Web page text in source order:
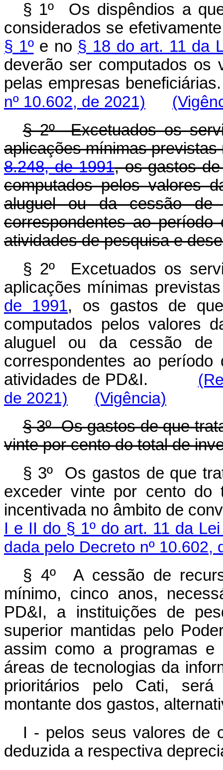
§ 1º Os dispêndios a
considerados se
§ 1ºe no § 18 do art. 11 da
deverão ser computados os
pelas empresas beneficiárias.
nº 10.602, de 2021)
§ 2º Excetuados os
aplicações mínimas
8.248, de 1991, os gastos
computados pelos valores
aluguel ou da cessão de
correspondentes ao
atividades de pesquisa e
§ 2º Excetuados os
aplicações mínimas
de 1991, os gastos de
computados pelos valores
aluguel ou da cessão de
correspondentes ao
atividades de PD&I.
de 2021)
(Vigência)
§ 3º Os gastos de que
vinte por cento do total de
§ 3º Os gastos de que
exceder vinte por cento do
incentivada no âmbito de
I e II do § 1º do art. 11 da
dada pelo Decreto nº 10.602,
§ 4º A cessão de
mínimo, cinco anos,
PD&I, a instituições de
superior mantidas pelo
assim como a programas e
áreas de tecnologias da
prioritários pelo Cati,
montante dos gastos,
I - pelos seus valores de
deduzida a respectiva